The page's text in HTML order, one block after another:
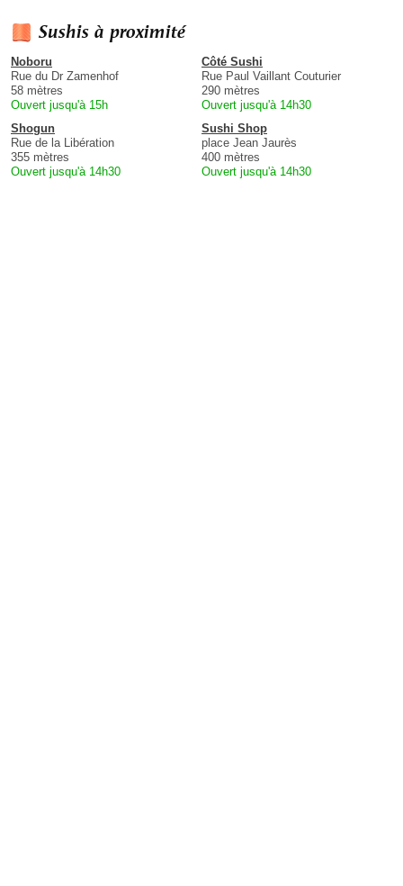
Sushis à proximité
Noboru
Rue du Dr Zamenhof
58 mètres
Ouvert jusqu'à 15h
Côté Sushi
Rue Paul Vaillant Couturier
290 mètres
Ouvert jusqu'à 14h30
Shogun
Rue de la Libération
355 mètres
Ouvert jusqu'à 14h30
Sushi Shop
place Jean Jaurès
400 mètres
Ouvert jusqu'à 14h30